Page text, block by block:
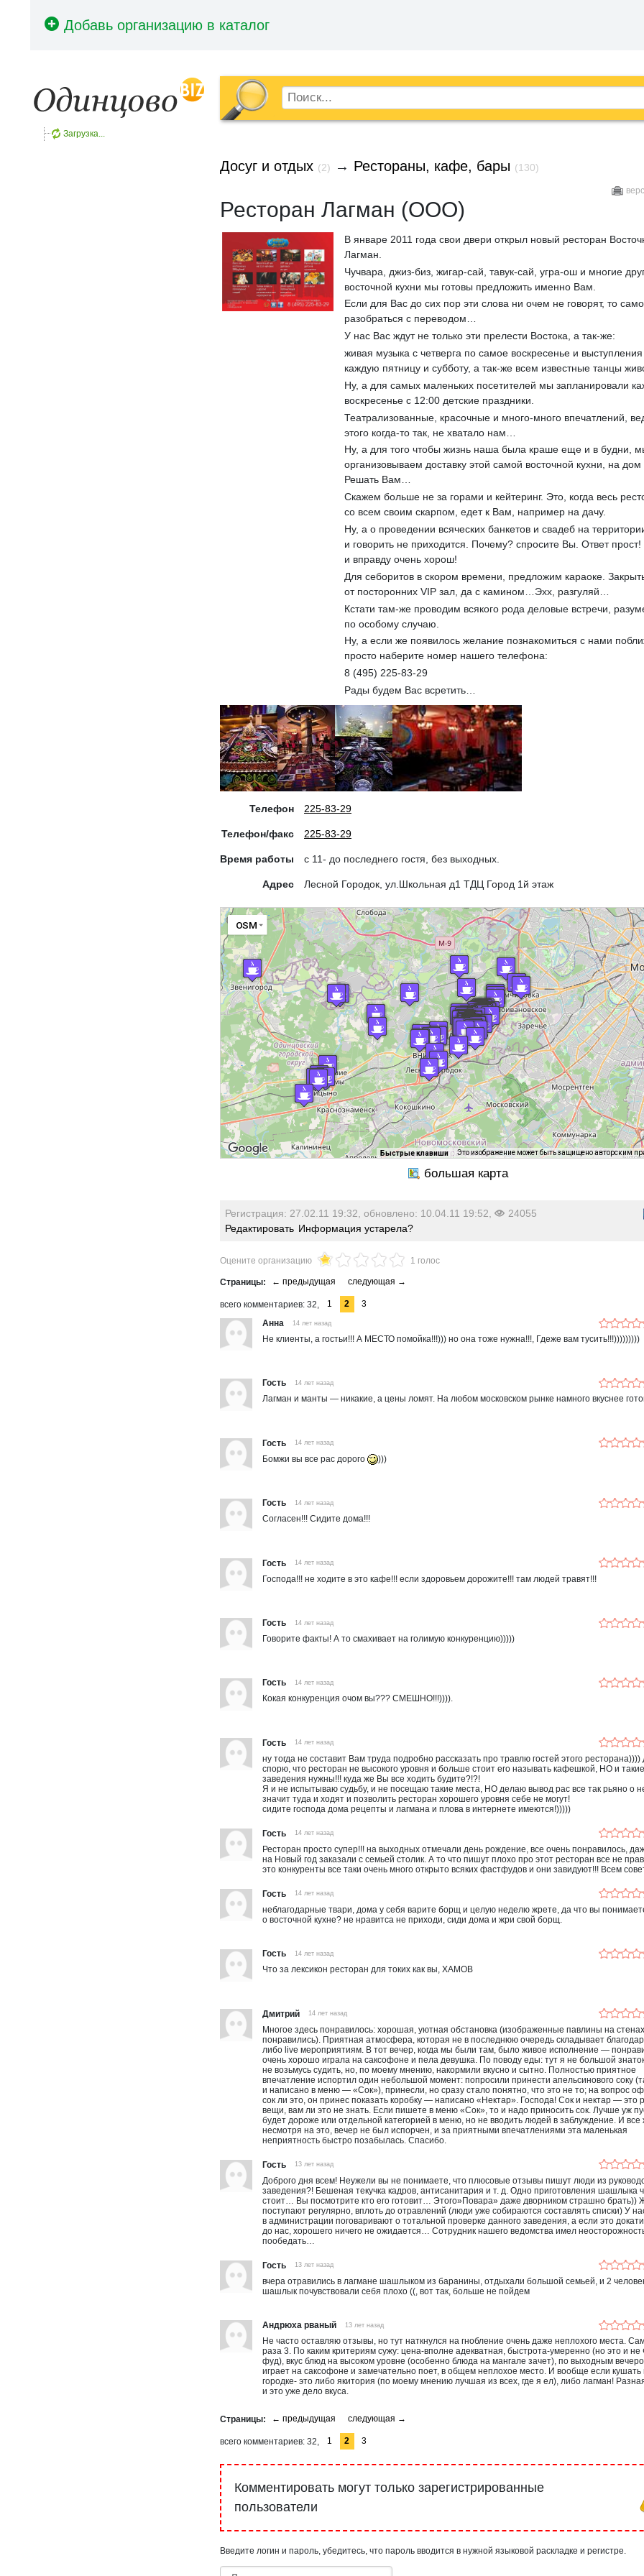
Загрузка...
Досуг и отдых (2) → Рестораны, кафе, бары (130)
Ресторан Лагман (ООО)
В январе 2011 года свои двери открыл новый ресторан
Лагман.
Чучвара, джиз-биз, жигар-сай, тавук-сай, угра-ош и многие
восточной кухни мы готовы предложить именно Вам.
Если для Вас до сих пор эти слова ни очем не говорят, то
разобраться с переводом…
У нас Вас ждут не только эти прелести Востока, а так-же:
живая музыка с четверга по самое воскресенье и
каждую пятницу и субботу, а так-же всем известные танцы
Ну, а для самых маленьких посетителей мы запланировали
воскресенье с 12:00 детские праздники.
Театрализованные, красочные и много-много впечатлений,
этого когда-то так, не хватало нам…
Ну, а для того чтобы жизнь наша была краше еще и в будни,
организовываем доставку этой самой восточной кухни, на
Решать Вам…
Скажем больше не за горами и кейтеринг. Это, когда весь
со всем своим скарпом, едет к Вам, например на дачу.
Ну, а о проведении всяческих банкетов и свадеб на
и говорить не приходится. Почему? спросите Вы. Ответ прост!
и вправду очень хорош!
Для себоритов в скором времени, предложим караоке.
от посторонних VIP зал, да с камином…Эхх, разгуляй…
Кстати там-же проводим всякого рода деловые встречи,
по особому случаю.
Ну, а если же появилось желание познакомиться с нами
просто наберите номер нашего телефона:
8 (495) 225-83-29
Рады будем Вас всретить…
Телефон 225-83-29
Телефон/факс 225-83-29
Время работы c 11- до последнего гостя, без выходных.
Адрес Лесной Городок, ул.Школьная д1 ТДЦ Город 1й этаж
OSM
Быстрые клавиши Это изображение может быть защищено авторским
Регистрация: 27.02.11 19:32, обновлено: 10.04.11 19:52,
24055
Редактировать Информация устарела?
Оцените организацию 1 голос
комментариев 32 1 2
3
Анна
14 лет назад
Не клиенты, а гостьи!!! А МЕСТО помойка!!!))) но она тоже нужна!!!, Гдеже вам тусить!!!)))))))))
Гость 14 лет назад
Лагман и манты — никакие, а цены ломят. На любом московском рынке намного вкуснее
Гость 14 лет назад
Бомжи вы все рас дорого )))
Гость 14 лет назад
Согласен!!! Сидите дома!!!
Гость 14 лет назад
Господа!!! не ходите в это кафе!!! если здоровьем дорожите!!! там людей травят!!!
Гость 14 лет назад
Говорите факты! А то смахивает на голимую конкуренцию)))))
Гость 14 лет назад
Кокая конкуренция очом вы??? СМЕШНО!!!)))).
Гость 14 лет назад
ну тогда не составит Вам труда подробно рассказать про травлю гостей этого ресторана))))
спорю, что ресторан не высокого уровня и больше стоит его называть кафешкой, НО и такие
заведения нужны!!! куда же Вы все ходить будите?!?!
Я и не испытываю судьбу, и не посещаю такие места, НО делаю вывод рас все так рьяно о
значит туда и ходят и позволить ресторан хорошего уровня себе не могут!
сидите господа дома рецепты и лагмана и плова в интернете имеются!)))))
Гость 14 лет назад
Ресторан просто супер!!! на выходных отмечали день рождение, все очень понравилось,
на Новый год заказали с семьей столик. А то что пишут плохо про этот ресторан все не
это конкуренты все таки очень много открыто всяких фастфудов и они завидуют!!! Всем
Гость 14 лет назад
неблагодарные твари, дома у себя варите борщ и целую неделю жрете, да что вы
о восточной кухне? не нравитса не приходи, сиди дома и жри свой борщ.
Гость 14 лет назад
Что за лексикон ресторан для токих как вы, ХАМОВ
Дмитрий 14 лет назад
Многое здесь понравилось: хорошая, уютная обстановка (изображенные павлины на
понравились). Приятная атмосфера, которая не в последнюю очередь складывает
либо live мероприятиям. В тот вечер, когда мы были там, было живое исполнение —
очень хорошо играла на саксофоне и пела девушка. По поводу еды: тут я не большой
не возьмусь судить, но, по моему мнению, накормили вкусно и сытно. Полностью приятное
впечатление испортил один небольшой момент: попросили принести апельсинового соку
и написано в меню — «Сок»), принесли, но сразу стало понятно, что это не то; на вопрос
сок ли это, он принес показать коробку — написано «Нектар». Господа! Сок и нектар — это
вещи, вам ли это не знать. Если пишете в меню «Сок», то и надо приносить сок. Лучше уж
будет дороже или отдельной категорией в меню, но не вводить людей в заблуждение. И все
несмотря на это, вечер не был испорчен, и за приятными впечатлениями эта маленькая
неприятность быстро позабылась. Спасибо.
Гость 13 лет назад
Доброго дня всем! Неужели вы не понимаете, что плюсовые отзывы пишут люди из
заведения?! Бешеная текучка кадров, антисанитария и т. д. Одно приготовления шашлыка
стоит… Вы посмотрите кто его готовит… Этого»Повара» даже дворником страшно брать))
поступают регулярно, вплоть до отравлений (люди уже собираются составлять списки) У
в администрации поговаривают о тотальной проверке данного заведения, а если это
до нас, хорошего ничего не ожидается… Сотрудник нашего ведомства имел
пообедать…
Гость 13 лет назад
вчера отравились в лагмане шашлыком из баранины, отдыхали большой семьей, и 2
шашлык почувствовали себя плохо ((, вот так, больше не пойдем
Андрюха рваный 13 лет назад
Не часто оставляю отзывы, но тут наткнулся на гнобление очень даже неплохого места.
раза 3. По каким критериям сужу: цена-вполне адекватная, быстрота-умеренно (но это и не
фуд), вкус блюд на высоком уровне (особенно блюда на мангале зачет), по выходным
играет на саксофоне и замечательно поет, в общем неплохое место. И вообще если кушать
городке- это либо якитория (по моему мнению лучшая из всех, где я ел), либо лагман!
и это уже дело вкуса.
комментариев 32 1 2 3
Комментировать могут только зарегистрированные
пользователи
Введите логин и пароль, убедитесь, что пароль вводится в нужной языковой раскладке и регистре.